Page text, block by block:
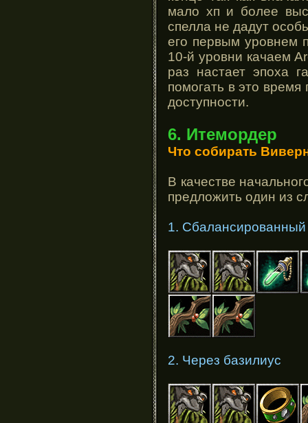
мало хп и более
спелла не дадут
его первым уровнем
10-й уровни качаем
раз настает эпоха
помогать в это время
доступности.
6. Итемордер
Что собирать
В качестве
предложить один из
1. Сбалансированный
2. Через базилиус